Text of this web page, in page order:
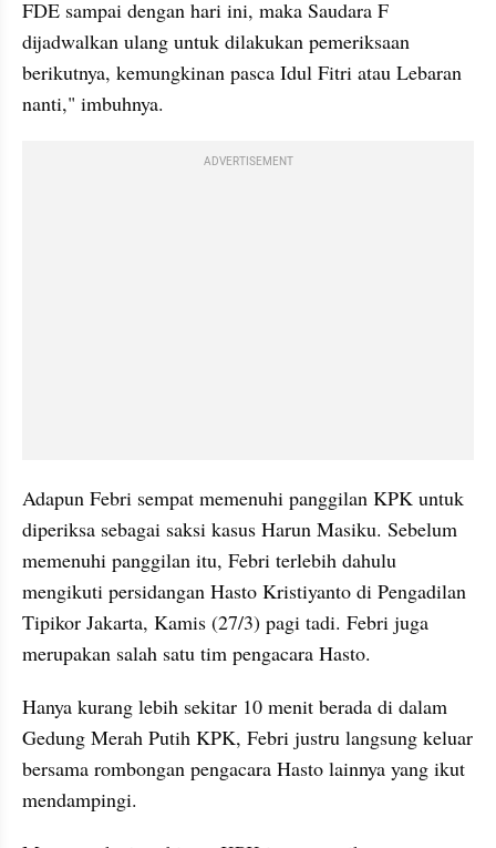
FDE sampai dengan hari ini, maka Saudara F
dijadwalkan ulang untuk dilakukan pemeriksaan
berikutnya, kemungkinan pasca Idul Fitri atau Lebaran
nanti," imbuhnya.
ADVERTISEMENT
Adapun Febri sempat memenuhi panggilan KPK untuk
diperiksa sebagai saksi kasus Harun Masiku. Sebelum
memenuhi panggilan itu, Febri terlebih dahulu
mengikuti persidangan Hasto Kristiyanto di Pengadilan
Tipikor Jakarta, Kamis (27/3) pagi tadi. Febri juga
merupakan salah satu tim pengacara Hasto.
Hanya kurang lebih sekitar 10 menit berada di dalam
Gedung Merah Putih KPK, Febri justru langsung keluar
bersama rombongan pengacara Hasto lainnya yang ikut
mendampingi.